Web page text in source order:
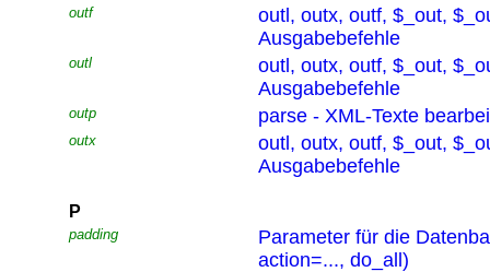
outf
outl, outx, outf, $_out,
Ausgabebefehle
outl
outl, outx, outf, $_out,
Ausgabebefehle
outp parse - XML-Texte
outx
outl, outx, outf, $_out,
Ausgabebefehle
P
padding
Parameter für die
action=..., do_all)